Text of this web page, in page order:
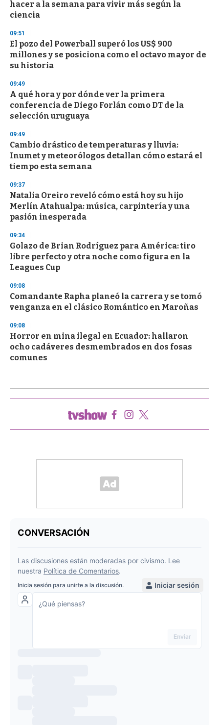
f
3
s
e
c
o
n
hacer a la semana para vivir más según la
ciencia
09:51
El pozo del Powerball superó los US$ 900
millones y se posiciona como el octavo mayor de
su historia
09:49
A qué hora y por dónde ver la primera
conferencia de Diego Forlán como DT de la
selección uruguaya
09:49
Cambio drástico de temperaturas y lluvia:
Inumet y meteorólogos detallan cómo estará el
tiempo esta semana
09:37
Natalia Oreiro reveló cómo está hoy su hijo
Merlín Atahualpa: música, carpintería y una
pasión inesperada
09:34
Golazo de Brian Rodríguez para América: tiro
libre perfecto y otra noche como figura en la
Leagues Cup
09:08
Comandante Rapha planeó la carrera y se tomó
venganza en el clásico Romántico en Maroñas
09:08
Horror en mina ilegal en Ecuador: hallaron
ocho cadáveres desmembrados en dos fosas
comunes